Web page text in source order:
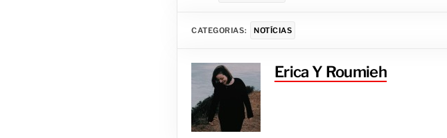
CATEGORIAS: NOTÍCIAS
Erica Y Roumieh